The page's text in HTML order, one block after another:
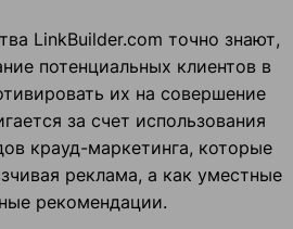
LinkBuilder.com точно знают,
потенциальных клиентов в
их на совершение
за счет использования
крауд-маркетинга, которые
реклама, а как уместные
рекомендации.